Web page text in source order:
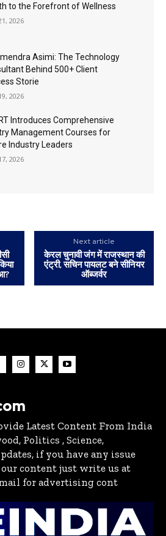
to the Forefront of Wellness
2026
Asimi: The Technology
Behind 500+ Client
Storie
2026
Introduces Comprehensive
Management Courses for
Industry Leaders
2026
Next article
केरल चुनावी जंग में राजस्थान की
एंट्री, सचिन पायलट बने सीनियर
ऑब्जर्वर
Latest Content From India
Politics , Science,
if you have any issue
content just write us at
for advertising cont